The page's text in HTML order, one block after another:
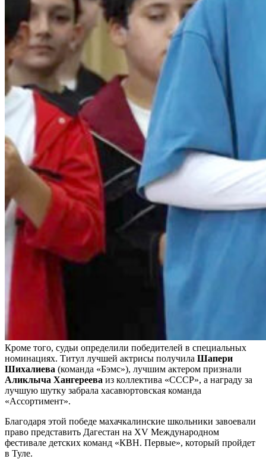
Кроме того, судьи определили победителей в специальных
номинациях. Титул лучшей актрисы получила Шапери
Шихалиева (команда «Бэмс»), лучшим актером признали
Аликлыча Хангереева из коллектива «СССР», а награду за
лучшую шутку забрала хасавюртовская команда
«Ассортимент».
Благодаря этой победе махачкалинские школьники завоевали
право представить Дагестан на XV Международном
фестивале детских команд «КВН. Первые», который пройдет
в Туле.